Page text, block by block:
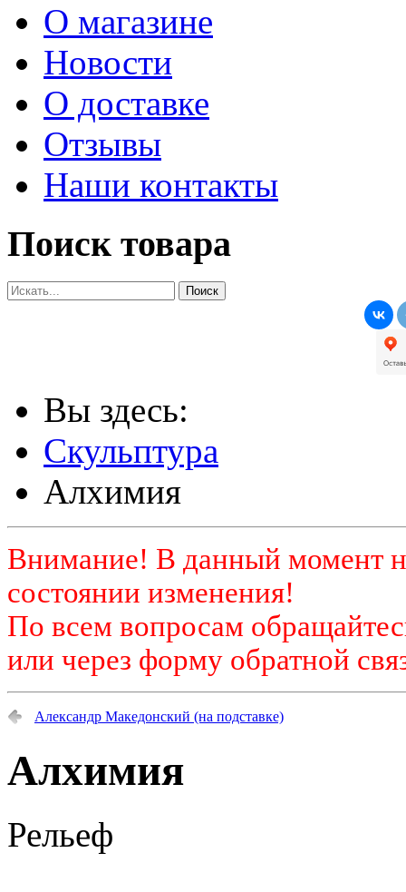
О магазине
Новости
О доставке
Отзывы
Наши контакты
Поиск товара
Вы здесь:
Скульптура
Алхимия
Внимание! В данный момент
состоянии изменения!
По всем вопросам
или через форму обратной
Александр Македонский (на подставке)
Алхимия
Рельеф